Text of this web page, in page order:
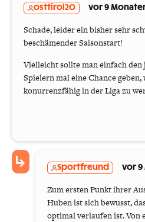
osttirol20 vor 9
Schade, leider ein bisher sehr
beschämender Saisonstart!
Vielleicht sollte man einfach
Spielern mal eine Chance
konurrenzfähig in der Liga zu
Sportfreund vor 9
Zum ersten Punkt ihrer
Huben ist sich bewusst,
optimal verlaufen ist. Von